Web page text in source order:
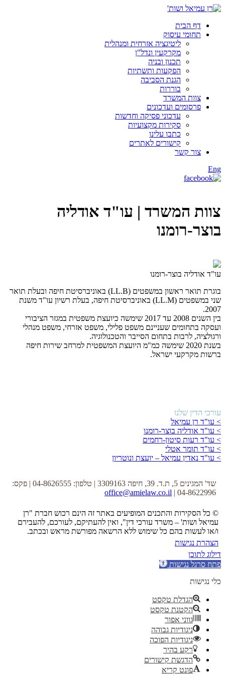
דף הבית
תחומי עיסוק
ליטיגציה אזרחית ומנהלית
מקרקעין ונדל"ן
תכנון ובניה
הפקעות ותשתיות
הגנת הסביבה
בוררות
צוות המשרד
פרסומים ועדכונים
עדכוני פסיקה וחדשות
סקירות מקצועיות
כתבו עלינו
קישורים לאתרים
צור קשר
Eng
צוות המשרד | עו"ד אודליה
בוצר-רומנו
עו"ד אודליה בוצר-רומנו
בוגרת תואר ראשון במשפטים (LL.B) באוניברסיטת חיפה ובעלת תואר
שני במשפטים (LL.M) באוניברסיטת חיפה, בעלת רשיון עו"ד משנת
2007.
בין השנים 2008 עד 2017 שימשה כיועצת משפטית במגזר הציבורי
ועסקה בתחומים שעניינם משפט פלילי, משפט אזרחי, משפט מנהלי
ורגולציה, לרבות בתחום הסייבר והטכנולוגיה.
בשנת 2020 שימשה כמ"מ היועצת המשפטית למרחב שירות חיפה
ברשות מקרקעי ישראל.
עורכי הדין שלנו
> עו"ד רן עמיאל
> עו"ד אודליה בוצר-רומנו
> עו"ד רעות סיטון-רחמים
> עו"ד תומר אטלי
> עו"ד נאדין עמיאל – יועצת ונוטריון
שד' המגינים 5, ת.ד. 39, חיפה 3309163 | טלפון: 04-8626555 | פקס:
04-8622996 |
office@amielaw.co.il
© כל הסקירות והתכנים המופיעים באתר זה הינם רכוש חברת "רן
עמיאל ושות' – משרד עורכי דין", ואין להעתיקם, לעורכם, להעבירם
ו/או לעשות בהם כל שימוש ללא הרשאה מפורשת מראש ובכתב.
הצהרת נגישות
דילוג לתוכן
פתח סרגל נגישות
כלי נגישות
הגדלת טקסט
הקטנת טקסט
גווני אפור
ניגודיות גבוהה
ניגודיות הפוכה
רקע בהיר
הדגשת קישורים
פונט קריא